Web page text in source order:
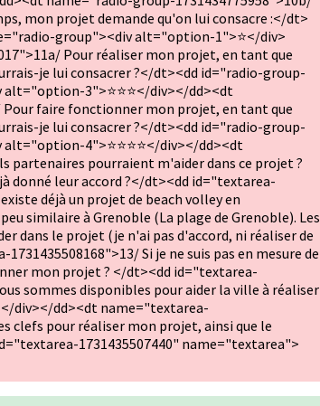
mon projet demande qu'on lui consacre :</dt>
group"><div alt="option-1">⭐</div>
Pour réaliser mon projet, en tant que
je lui consacrer ?</dt><dd id="radio-group-
3">⭐⭐⭐</div></dd><dt
faire fonctionner mon projet, en tant que
je lui consacrer ?</dt><dd id="radio-group-
4">⭐⭐⭐⭐</div></dd><dt
partenaires pourraient m'aider dans ce projet ?
donné leur accord ?</dt><dd id="textarea-
déjà un projet de beach volley en
similaire à Grenoble (La plage de Grenoble). Les
dans le projet (je n'ai pas d'accord, ni réaliser de
Si je ne suis pas en mesure de
mon projet ? </dt><dd id="textarea-
sommes disponibles pour aider la ville à réaliser
div></dd><dt name="textarea-
clefs pour réaliser mon projet, ainsi que le
1731435507440" name="textarea">